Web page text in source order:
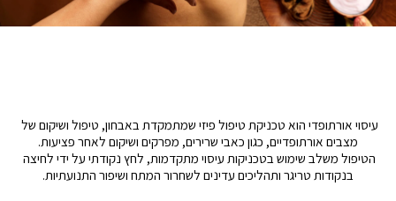
עיסוי אורתופדי הוא טכניקת טיפול פיזי שמתמקדת באבחון, טיפול ושיקום של
הטיפול משלב שימוש בטכניקות עיסוי מתקדמות, לחץ נקודתי על ידי לחיצה
בנקודות טריגר ותהליכים עדינים לשחרור המתח ושיפור התנועתיות.